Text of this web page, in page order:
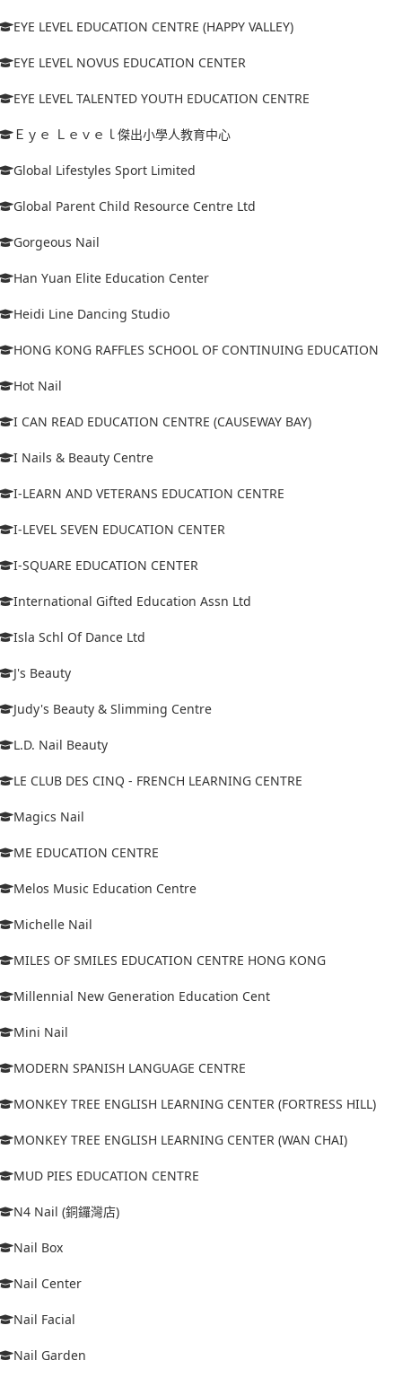
EYE LEVEL EDUCATION CENTRE (HAPPY VALLEY)
EYE LEVEL NOVUS EDUCATION CENTER
EYE LEVEL TALENTED YOUTH EDUCATION CENTRE
Ｅｙｅ Ｌｅｖｅｌ傑出小學人教育中心
Global Lifestyles Sport Limited
Global Parent Child Resource Centre Ltd
Gorgeous Nail
Han Yuan Elite Education Center
Heidi Line Dancing Studio
HONG KONG RAFFLES SCHOOL OF CONTINUING EDUCATION
Hot Nail
I CAN READ EDUCATION CENTRE (CAUSEWAY BAY)
I Nails & Beauty Centre
I-LEARN AND VETERANS EDUCATION CENTRE
I-LEVEL SEVEN EDUCATION CENTER
I-SQUARE EDUCATION CENTER
International Gifted Education Assn Ltd
Isla Schl Of Dance Ltd
J's Beauty
Judy's Beauty & Slimming Centre
L.D. Nail Beauty
LE CLUB DES CINQ - FRENCH LEARNING CENTRE
Magics Nail
ME EDUCATION CENTRE
Melos Music Education Centre
Michelle Nail
MILES OF SMILES EDUCATION CENTRE HONG KONG
Millennial New Generation Education Cent
Mini Nail
MODERN SPANISH LANGUAGE CENTRE
MONKEY TREE ENGLISH LEARNING CENTER (FORTRESS HILL)
MONKEY TREE ENGLISH LEARNING CENTER (WAN CHAI)
MUD PIES EDUCATION CENTRE
N4 Nail (銅鑼灣店)
Nail Box
Nail Center
Nail Facial
Nail Garden